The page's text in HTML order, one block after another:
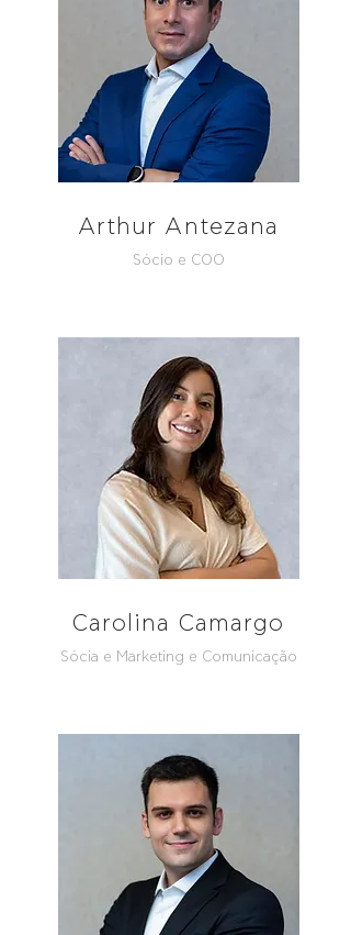
Arthur Antezana
Sócio e COO
Carolina Camargo
Sócia e Marketing e Comunicação